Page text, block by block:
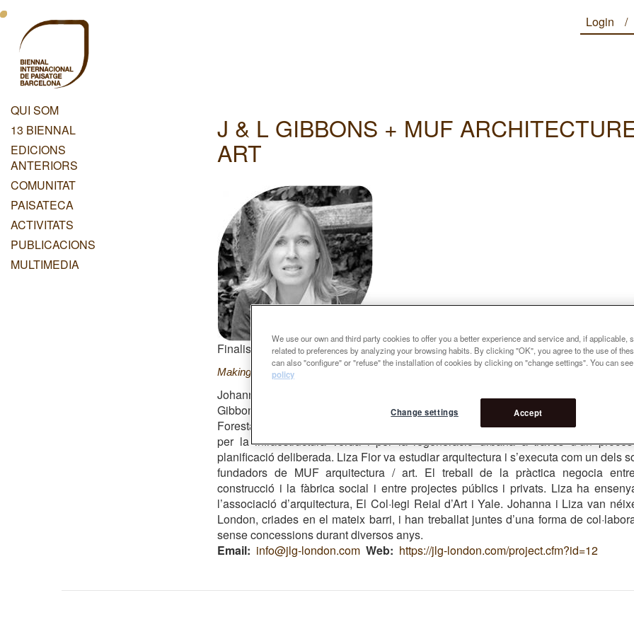
Vés
contingut
Login
Menu
Principal
QUI SOM
13 BIENNAL
EDICIONS
ANTERIORS
COMUNITAT
PAISATECA
ACTIVITATS
PUBLICACIONS
MULTIMEDIA
J & L GIBBONS + MUF
ART
Finalista Premi Rosa Barba 8
Making space in Dalston
Johanna Gibbons és la investigadora de l’institut del paisatge i soci fundador de J
Gibbons establerta en 1986 Ella és assessora de Patrimoni Anglès, de la
Forestal, i de l’alcalde de Londres. En la seva pràctica es preocupa pel
per la infraestructura verda i per la regeneració urbana a través d’un
planificació deliberada. Liza Fior va estudiar arquitectura i s’executa com un dels
fundadors de MUF arquitectura / art. El treball de la pràctica negocia
construcció i la fàbrica social i entre projectes públics i privats. Liza ha
l’associació d’arquitectura, El Col·legi Reial d’Art i Yale. Johanna i Liza van
London, criades en el mateix barri, i han treballat juntes d’una forma de
sense concessions durant diversos anys.
Email
info@jlg-london.com Web https://jlg-london.com/project.cfm?id=12
We use our own and third party cookies to offer you a better experience and service and, if applicable,
related to preferences by analyzing your browsing habits. By clicking "OK", you agree to the use of
can also "configure" or "refuse" the installation of cookies by clicking on "change settings". You can
policy
Accept
Change settings